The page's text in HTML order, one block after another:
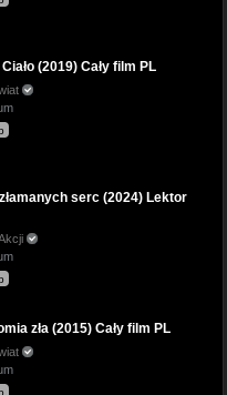
(2019) Cały film PL
serc (2024) Lektor
zła (2015) Cały film PL